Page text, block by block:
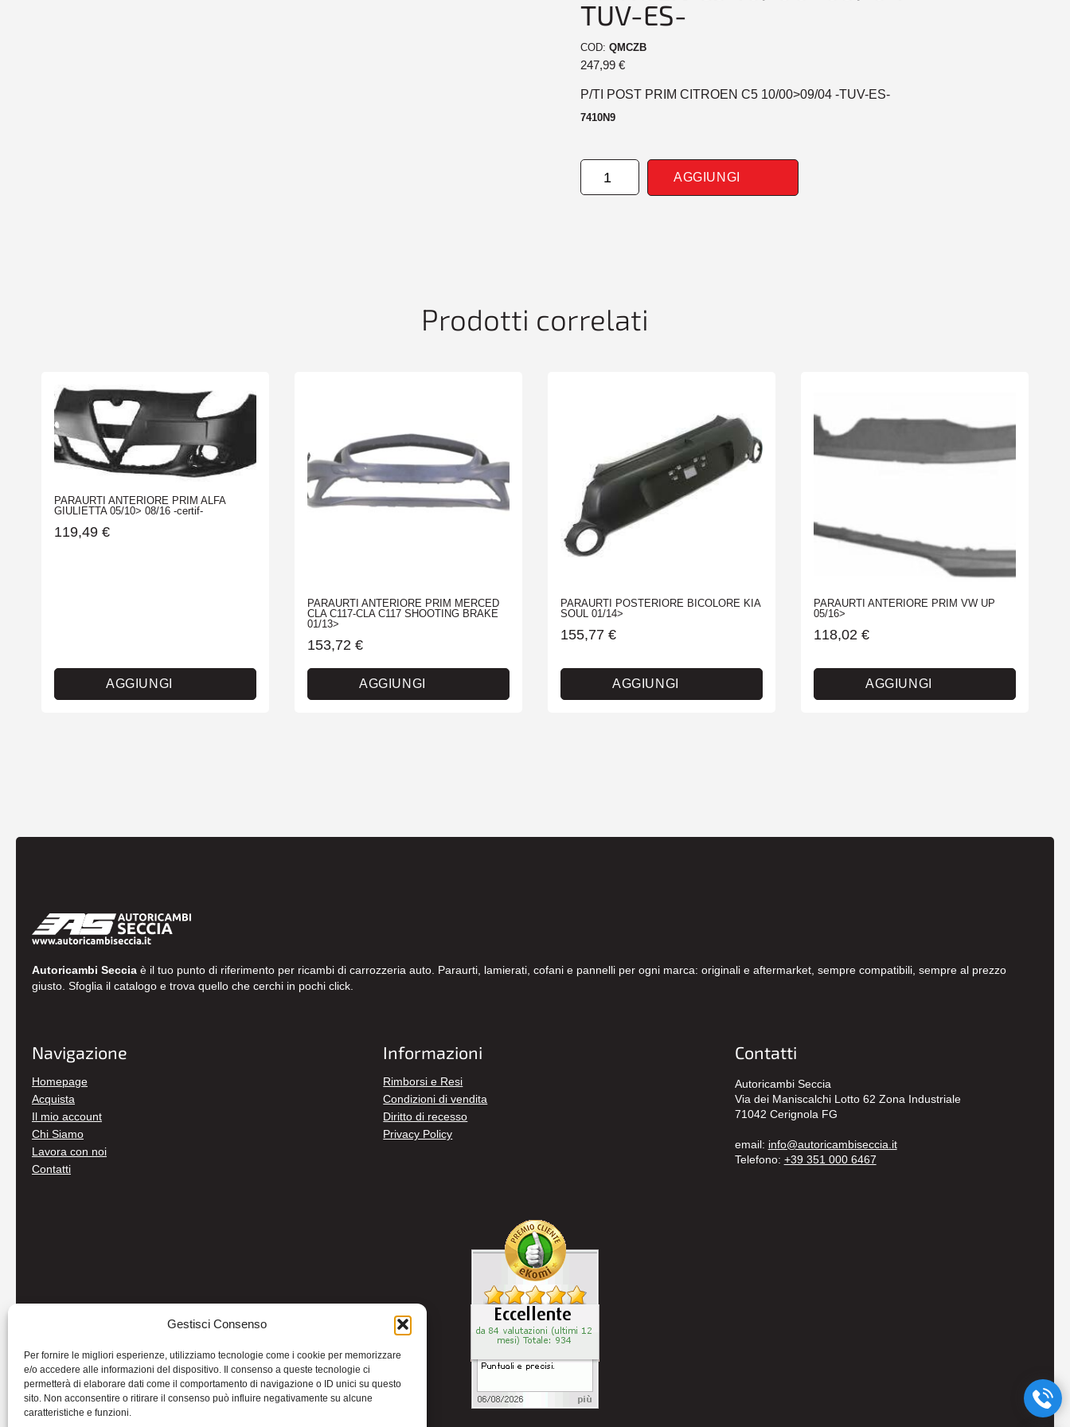
Gestisci Consenso
Per fornire le migliori esperienze, utilizziamo tecnologie come i cookie per memorizzare
e/o accedere alle informazioni del dispositivo. Il consenso a queste tecnologie ci
permetterà di elaborare dati come il comportamento di navigazione o ID unici su questo
sito. Non acconsentire o ritirare il consenso può influire negativamente su alcune
caratteristiche e funzioni.
TUV-ES-
COD: QMCZB
247,99 €
P/TI POST PRIM CITROEN C5 10/00>09/04 -TUV-ES-
7410N9
PARAURTI
POSTERIORE
quantità
AGGIUNGI
Prodotti correlati
PARAURTI ANTERIORE PRIM ALFA
GIULIETTA 05/10> 08/16 -certif-
119,49 €
AGGIUNGI
PARAURTI ANTERIORE PRIM MERCED
CLA C117-CLA C117 SHOOTING BRAKE
01/13>
153,72 €
AGGIUNGI
PARAURTI POSTERIORE BICOLORE KIA
SOUL 01/14>
155,77 €
AGGIUNGI
PARAURTI ANTERIORE PRIM VW UP
05/16>
118,02 €
AGGIUNGI
Autoricambi Seccia è il tuo punto di riferimento per ricambi di carrozzeria auto. Paraurti, lamierati, cofani e pannelli per ogni marca: originali e aftermarket, sempre compatibili, sempre al prezzo
giusto. Sfoglia il catalogo e trova quello che cerchi in pochi click.
Navigazione
Homepage
Acquista
Il mio account
Chi Siamo
Lavora con noi
Contatti
Informazioni
Rimborsi e Resi
Condizioni di vendita
Diritto di recesso
Privacy Policy
Contatti
Autoricambi Seccia
Via dei Maniscalchi Lotto 62 Zona Industriale
71042 Cerignola FG
email: info@autoricambiseccia.it
Telefono: +39 351 000 6467